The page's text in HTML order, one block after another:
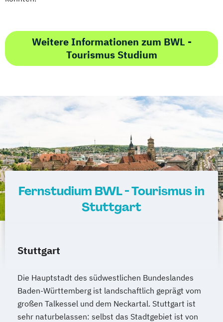
Weitere Informationen zum BWL -
Tourismus Studium
Fernstudium BWL - Tourismus in
Stuttgart
Stuttgart
Die Hauptstadt des südwestlichen Bundeslandes
Baden-Württemberg ist landschaftlich geprägt vom
großen Talkessel und dem Neckartal. Stuttgart ist
sehr naturbelassen: selbst das Stadtgebiet ist von